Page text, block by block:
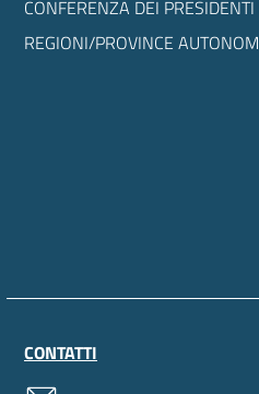
CONFERENZA DEI
REGIONI/PROVINCE
CONTATTI